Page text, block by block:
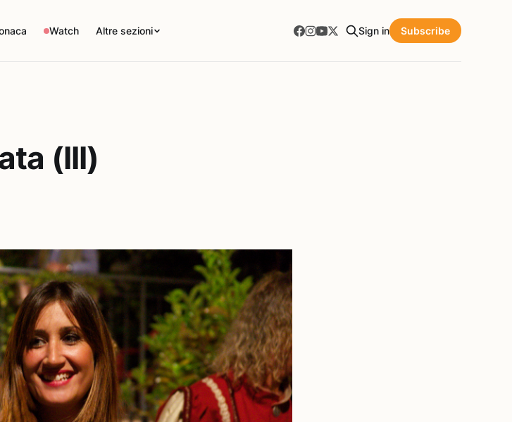
Watch Altre sezioni Sign in Subscribe
(III)